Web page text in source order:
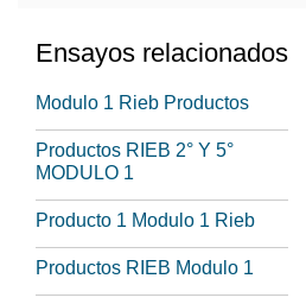
Ensayos relacionados
Modulo 1 Rieb Productos
Productos RIEB 2° Y 5°
MODULO 1
Producto 1 Modulo 1 Rieb
Productos RIEB Modulo 1